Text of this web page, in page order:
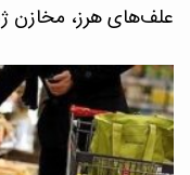
علف‌های هرز، مخازن